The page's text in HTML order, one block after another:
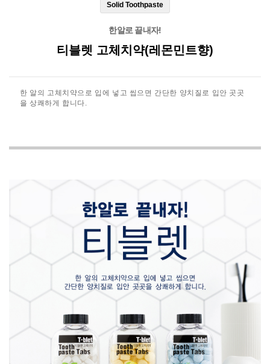
Solid Toothpaste
한알로 끝내자!
티블렛 고체치약(레몬민트향)
한 알의 고체치약으로 입에 넣고 씹으면 간단한 양치질로 입안 곳곳
을 상쾌하게 합니다.